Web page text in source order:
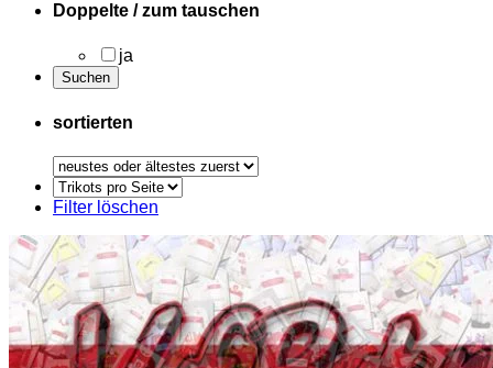
Doppelte / zum tauschen
ja
sortierten
Trikots
pro
Filter löschen